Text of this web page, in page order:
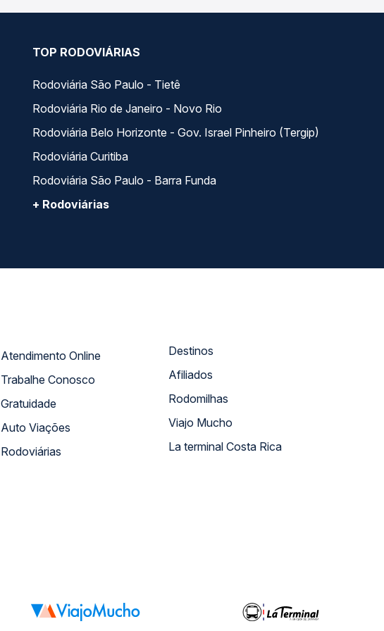
TOP RODOVIÁRIAS
Rodoviária São Paulo - Tietê
Rodoviária Rio de Janeiro - Novo Rio
Rodoviária Belo Horizonte - Gov. Israel Pinheiro (Tergip)
Rodoviária Curitiba
Rodoviária São Paulo - Barra Funda
+ Rodoviárias
Atendimento Online
Trabalhe Conosco
Gratuidade
Auto Viações
Rodoviárias
Destinos
Afiliados
Rodomilhas
Viajo Mucho
La terminal Costa Rica